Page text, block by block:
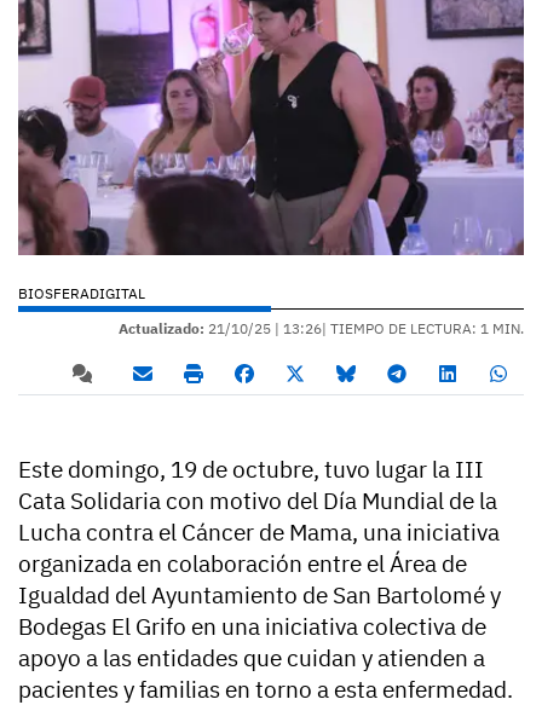
BIOSFERADIGITAL
Actualizado: 21/10/25 | 13:26| TIEMPO DE LECTURA: 1 MIN.
Este domingo, 19 de octubre, tuvo lugar la III
Cata Solidaria con motivo del Día Mundial de la
Lucha contra el Cáncer de Mama, una iniciativa
organizada en colaboración entre el Área de
Igualdad del Ayuntamiento de San Bartolomé y
Bodegas El Grifo en una iniciativa colectiva de
apoyo a las entidades que cuidan y atienden a
pacientes y familias en torno a esta enfermedad.